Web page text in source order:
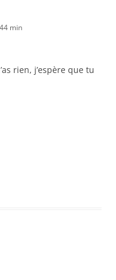
min
rien, j’espère que tu